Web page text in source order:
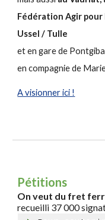
Fédération Agir
Ussel / Tulle
et en gare de
en compagnie de
A visionner ici !
Pétitions
On veut du fret
recueilli 37 000